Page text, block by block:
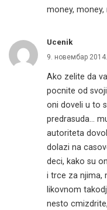
money, money,
Ucenik
9. новембар
Ako zelite da
pocnite od
oni doveli u to
predrasuda…
autoriteta
dolazi na
deci, kako su
i trce za njima,
likovnom
nesto